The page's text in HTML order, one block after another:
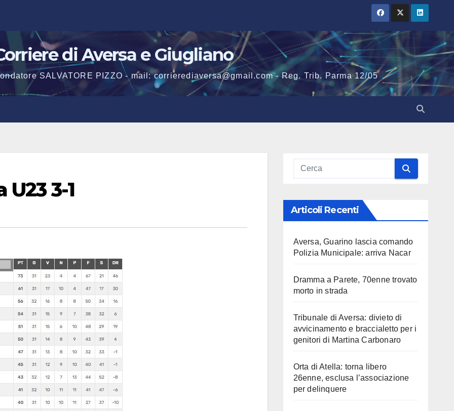
di Aversa e Giugliano
SALVATORE PIZZO - mail: corrierediaversa@gmail.com - Reg. Trib. Parma 12/05
3-1
Articoli Recenti
Aversa, Guarino lascia comando
Polizia Municipale: arriva Nacar
Dramma a Parete, 70enne trovato
morto in strada
Tribunale di Aversa: divieto di
avvicinamento e braccialetto per i
genitori di Martina Carbonaro
Orta di Atella: torna libero
26enne, esclusa l’associazione
per delinquere